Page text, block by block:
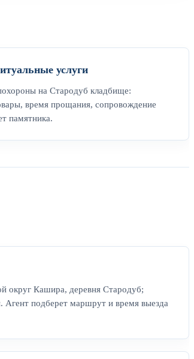
услуги
на Стародуб кладбище:
время прощания, сопровождение
памятника.
округ Кашира, деревня Стародуб;
Агент подберет маршрут и время выезда